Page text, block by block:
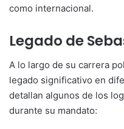
como internacional.
Legado de
A lo largo de su carrera
legado significativo en
detallan algunos de los
durante su mandato: